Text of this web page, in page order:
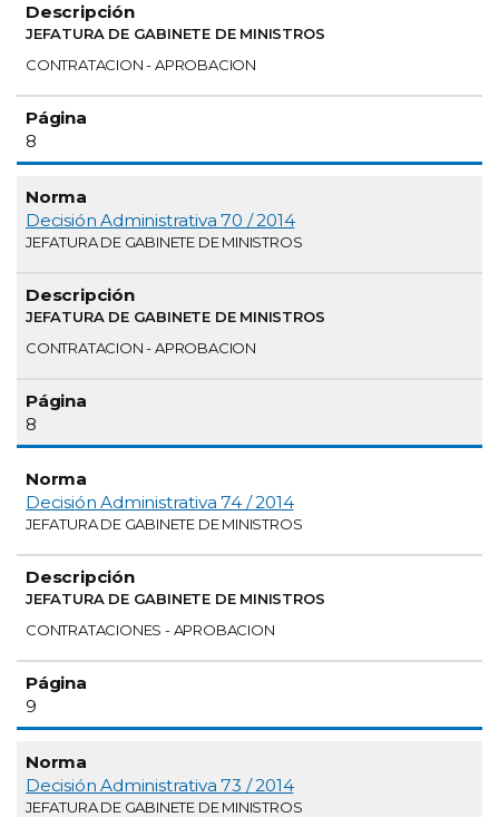
JEFATURA DE GABINETE DE MINISTROS
CONTRATACION - APROBACION
8
Decisión Administrativa 70 / 2014
JEFATURA DE GABINETE DE MINISTROS
JEFATURA DE GABINETE DE MINISTROS
CONTRATACION - APROBACION
8
Decisión Administrativa 74 / 2014
JEFATURA DE GABINETE DE MINISTROS
JEFATURA DE GABINETE DE MINISTROS
CONTRATACIONES - APROBACION
9
Decisión Administrativa 73 / 2014
JEFATURA DE GABINETE DE MINISTROS